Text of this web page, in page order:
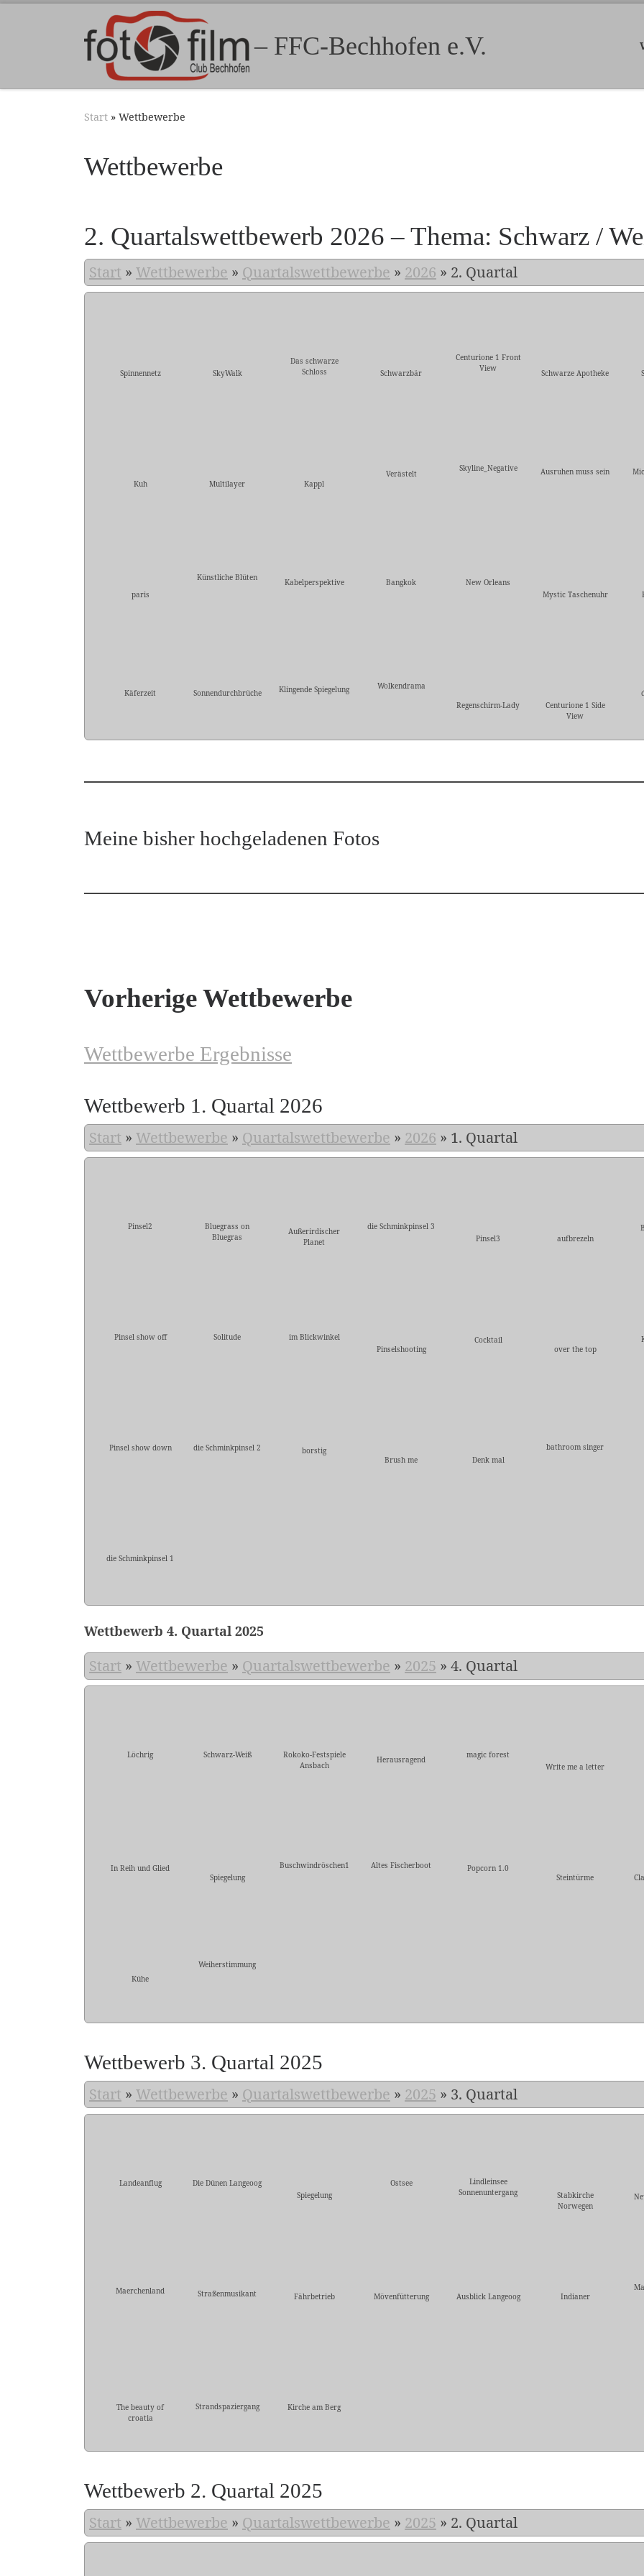
Zum Inhalt springen
– FFC-Bechhofen e.V.
Start » Wettbewerbe
Wettbewerbe
2. Quartalswettbewerb 2026 – Thema: Schwarz /
Start » Wettbewerbe » Quartalswettbewerbe » 2026 » 2. Quartal
Spinnennetz SkyWalk
Das schwarze
Schloss
Schwarzbär
Centurione 1 Front
View
Schwarze Apotheke
Kuh Multilayer Kappl
Verästelt
Skyline_Negative Ausruhen muss sein
paris
Künstliche Blüten Kabelperspektive Bangkok
New Orleans
Mystic Taschenuhr
Käferzeit Sonnendurchbrüche Klingende Spiegelung
Wolkendrama
Regenschirm-Lady
Centurione 1 Side
View
Meine bisher hochgeladenen Fotos
Vorherige Wettbewerbe
Wettbewerbe Ergebnisse
Wettbewerb 1. Quartal 2026
Start » Wettbewerbe » Quartalswettbewerbe » 2026 » 1. Quartal
Pinsel2
Bluegrass on
Bluegras
Außerirdischer
Planet
die Schminkpinsel 3
Pinsel3
aufbrezeln
Pinsel show off Solitude
im Blickwinkel
Pinselshooting
Cocktail
over the top
Pinsel show down die Schminkpinsel 2
borstig
Brush me
Denk mal
bathroom singer
die Schminkpinsel 1
Wettbewerb 4. Quartal 2025
Start » Wettbewerbe » Quartalswettbewerbe » 2025 » 4. Quartal
Löchrig Schwarz-Weiß
Rokoko-Festspiele
Ansbach
Herausragend
magic forest
Write me a letter
In Reih und Glied
Spiegelung
Buschwindröschen1 Altes Fischerboot
Popcorn 1.0
Steintürme
Kühe
Weiherstimmung
Wettbewerb 3. Quartal 2025
Start » Wettbewerbe » Quartalswettbewerbe » 2025 » 3. Quartal
Landeanflug
Die Dünen Langeoog
Spiegelung
Ostsee
Lindleinsee
Sonnenuntergang
Stabkirche
Norwegen
Maerchenland Straßenmusikant Fährbetrieb Mövenfütterung Ausblick Langeoog Indianer
The beauty of
croatia
Strandspaziergang Kirche am Berg
Wettbewerb 2. Quartal 2025
Start » Wettbewerbe » Quartalswettbewerbe » 2025 » 2. Quartal